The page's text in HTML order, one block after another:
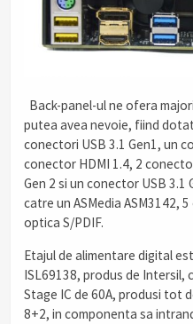
Back-panel-ul ne ofera
putea avea nevoie, fiind
conectori USB 3.1 Gen1, un
conector HDMI 1.4, 2
Gen 2 si un conector USB
catre un ASMedia ASM3142,
optica S/PDIF.
Etajul de alimentare digital
ISL69138, produs de
Stage IC de 60A, produsi tot
8+2, in componenta sa